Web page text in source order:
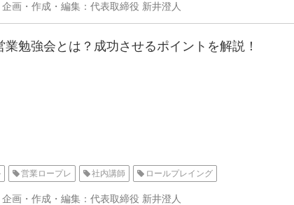
企画・作成・編集：代表取締役 新井澄人
勉強会とは？成功させるポイントを解説！
営業ロープレ 社内講師 ロールプレイング
企画・作成・編集：代表取締役 新井澄人